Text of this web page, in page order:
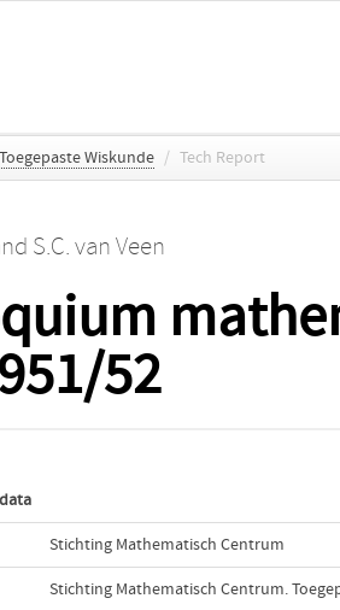
Wiskunde / Tech Report
S.C. van Veen
52
Stichting Mathematisch Centrum
Stichting Mathematisch Centrum.